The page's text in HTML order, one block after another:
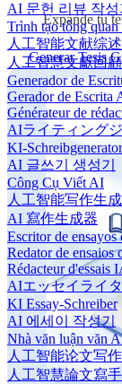
AI 문헌 리뷰 작성
Trình tạo tổng
人工智能文献综
人工智慧文獻回
Generador de
Gerador de Escrita
Générateur de
AIライティング
KI-Schreibgenerator
AI 글쓰기 생성기
Công Cụ Viết AI
人工智能写作生
AI 寫作生成器
Escritor de ensayos
Redator de ensaios
Rédacteur d'essais
AIエッセイライ
KI Essay-Schreiber
AI 에세이 작성기
Nhà văn luận văn
人工智能论文写
人工智慧論文寫手
Expande tu
Generar Tesis